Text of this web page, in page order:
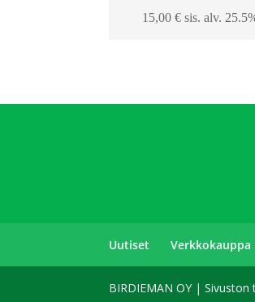
15,00€ sis. alv.
Uutiset Verkkokauppa
BIRDIEMAN OY | Sivuston